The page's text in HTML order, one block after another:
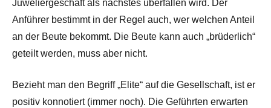
Juweliergeschäft als nächstes überfallen wird. Der
Anführer bestimmt in der Regel auch, wer welchen Anteil
an der Beute bekommt. Die Beute kann auch „brüderlich“
geteilt werden, muss aber nicht.
Bezieht man den Begriff „Elite“ auf die Gesellschaft, ist er
positiv konnotiert (immer noch). Die Geführten erwarten